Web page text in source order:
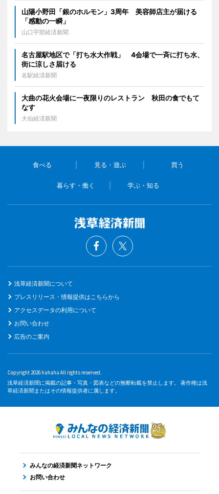
山陽小野田「銀のホルモン」3周年 美容師店主が届ける
「感動の一瞬」
山口宇部経済新聞
名古屋駅地区で「打ち水大作戦」 4会場で一斉に打ち水、
街に涼しさ届ける
名駅経済新聞
大曲の花火会場に一夜限りのレストラン 秋田の食でもて
なす
大仙経済新聞
食べる 見る・遊ぶ 買う
暮らす・働く 学ぶ・知る
浅草経済新聞について
プレスリリース・情報提供はこちらから
アクセスデータの利用について
お問い合わせ
広告のご案内
Copyright 2026 hahaha All rights reserved.
浅草経済新聞に掲載の記事・写真・図表などの無断転載を禁止します。 著作権は浅
草経済新聞またはその情報提供者に属します。
みんなの経済新聞ネットワーク
お問い合わせ